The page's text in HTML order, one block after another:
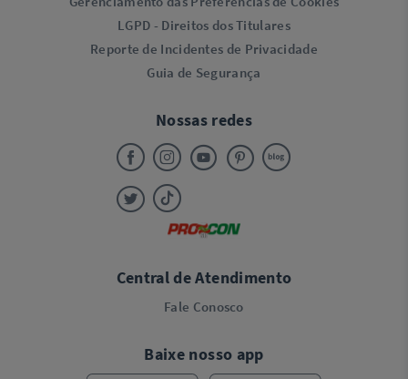
LGPD - Direitos dos Titulares
Reporte de Incidentes de Privacidade
Guia de Segurança
Nossas redes
Central de Atendimento
Fale Conosco
Baixe nosso app